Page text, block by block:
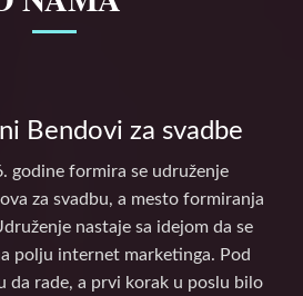
Bendovi za svadbe
godine formira se udruženje
za svadbu, a mesto formiranja
nastaje sa idejom da se
polju internet marketinga. Pod
da rade, a prvi korak u poslu bilo